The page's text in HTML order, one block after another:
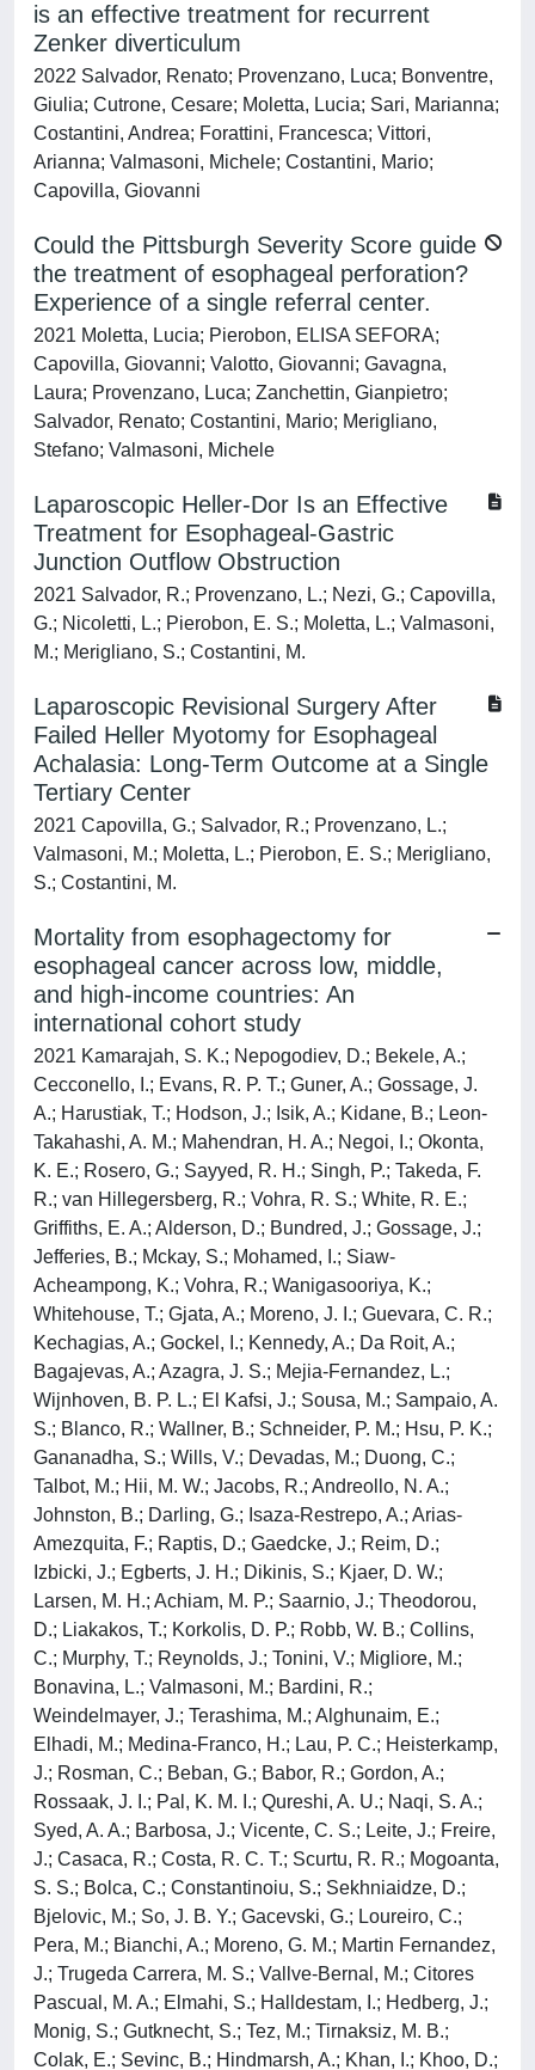
is an effective treatment for recurrent
Zenker diverticulum
2022 Salvador, Renato; Provenzano, Luca; Bonventre,
Giulia; Cutrone, Cesare; Moletta, Lucia; Sari, Marianna;
Costantini, Andrea; Forattini, Francesca; Vittori,
Arianna; Valmasoni, Michele; Costantini, Mario;
Capovilla, Giovanni
Could the Pittsburgh Severity Score guide
the treatment of esophageal perforation?
Experience of a single referral center.
2021 Moletta, Lucia; Pierobon, ELISA SEFORA;
Capovilla, Giovanni; Valotto, Giovanni; Gavagna,
Laura; Provenzano, Luca; Zanchettin, Gianpietro;
Salvador, Renato; Costantini, Mario; Merigliano,
Stefano; Valmasoni, Michele
Laparoscopic Heller-Dor Is an Effective
Treatment for Esophageal-Gastric
Junction Outflow Obstruction
2021 Salvador, R.; Provenzano, L.; Nezi, G.; Capovilla,
G.; Nicoletti, L.; Pierobon, E. S.; Moletta, L.; Valmasoni,
M.; Merigliano, S.; Costantini, M.
Laparoscopic Revisional Surgery After
Failed Heller Myotomy for Esophageal
Achalasia: Long-Term Outcome at a Single
Tertiary Center
2021 Capovilla, G.; Salvador, R.; Provenzano, L.;
Valmasoni, M.; Moletta, L.; Pierobon, E. S.; Merigliano,
S.; Costantini, M.
Mortality from esophagectomy for
esophageal cancer across low, middle,
and high-income countries: An
international cohort study
2021 Kamarajah, S. K.; Nepogodiev, D.; Bekele, A.;
Cecconello, I.; Evans, R. P. T.; Guner, A.; Gossage, J.
A.; Harustiak, T.; Hodson, J.; Isik, A.; Kidane, B.; Leon-
Takahashi, A. M.; Mahendran, H. A.; Negoi, I.; Okonta,
K. E.; Rosero, G.; Sayyed, R. H.; Singh, P.; Takeda, F.
R.; van Hillegersberg, R.; Vohra, R. S.; White, R. E.;
Griffiths, E. A.; Alderson, D.; Bundred, J.; Gossage, J.;
Jefferies, B.; Mckay, S.; Mohamed, I.; Siaw-
Acheampong, K.; Vohra, R.; Wanigasooriya, K.;
Whitehouse, T.; Gjata, A.; Moreno, J. I.; Guevara, C. R.;
Kechagias, A.; Gockel, I.; Kennedy, A.; Da Roit, A.;
Bagajevas, A.; Azagra, J. S.; Mejia-Fernandez, L.;
Wijnhoven, B. P. L.; El Kafsi, J.; Sousa, M.; Sampaio, A.
S.; Blanco, R.; Wallner, B.; Schneider, P. M.; Hsu, P. K.;
Gananadha, S.; Wills, V.; Devadas, M.; Duong, C.;
Talbot, M.; Hii, M. W.; Jacobs, R.; Andreollo, N. A.;
Johnston, B.; Darling, G.; Isaza-Restrepo, A.; Arias-
Amezquita, F.; Raptis, D.; Gaedcke, J.; Reim, D.;
Izbicki, J.; Egberts, J. H.; Dikinis, S.; Kjaer, D. W.;
Larsen, M. H.; Achiam, M. P.; Saarnio, J.; Theodorou,
D.; Liakakos, T.; Korkolis, D. P.; Robb, W. B.; Collins,
C.; Murphy, T.; Reynolds, J.; Tonini, V.; Migliore, M.;
Bonavina, L.; Valmasoni, M.; Bardini, R.;
Weindelmayer, J.; Terashima, M.; Alghunaim, E.;
Elhadi, M.; Medina-Franco, H.; Lau, P. C.; Heisterkamp,
J.; Rosman, C.; Beban, G.; Babor, R.; Gordon, A.;
Rossaak, J. I.; Pal, K. M. I.; Qureshi, A. U.; Naqi, S. A.;
Syed, A. A.; Barbosa, J.; Vicente, C. S.; Leite, J.; Freire,
J.; Casaca, R.; Costa, R. C. T.; Scurtu, R. R.; Mogoanta,
S. S.; Bolca, C.; Constantinoiu, S.; Sekhniaidze, D.;
Bjelovic, M.; So, J. B. Y.; Gacevski, G.; Loureiro, C.;
Pera, M.; Bianchi, A.; Moreno, G. M.; Martin Fernandez,
J.; Trugeda Carrera, M. S.; Vallve-Bernal, M.; Citores
Pascual, M. A.; Elmahi, S.; Halldestam, I.; Hedberg, J.;
Monig, S.; Gutknecht, S.; Tez, M.; Tirnaksiz, M. B.;
Colak, E.; Sevinc, B.; Hindmarsh, A.; Khan, I.; Khoo, D.;